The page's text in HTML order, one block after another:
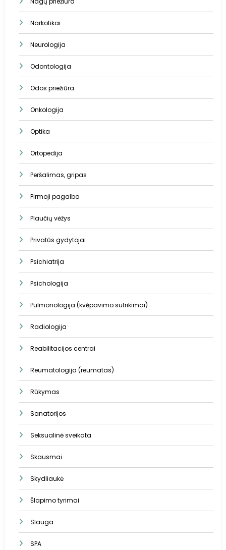
Narkotikai
Neurologija
Odontologija
Odos priežiūra
Onkologija
Optika
Ortopedija
Peršalimas, gripas
Pirmoji pagalba
Plaučių vėžys
Privatūs gydytojai
Psichiatrija
Psichologija
Pulmonologija (kvėpavimo sutrikimai)
Radiologija
Reabilitacijos centrai
Reumatologija (reumatas)
Rūkymas
Sanatorijos
Seksualinė sveikata
Skausmai
Skydliaukė
Šlapimo tyrimai
Slauga
SPA